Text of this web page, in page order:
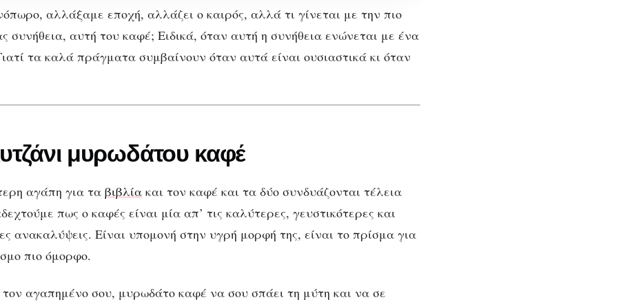
κούπα ζεστό καφέ κι
ένα καλό βιβλίο
αλλάξαμε εποχή, αλλάζει ο καιρός, αλλά τι γίνεται με την πιο
συνήθεια, αυτή του καφέ; Ειδικά, όταν αυτή η συνήθεια ενώνεται με ένα
τα καλά πράγματα συμβαίνουν όταν αυτά είναι ουσιαστικά κι όταν
μυρωδάτου καφέ
αγάπη για τα βιβλία και τον καφέ και τα δύο συνδυάζονται τέλεια
πως ο καφές είναι μία απ’ τις καλύτερες, γευστικότερες και
ανακαλύψεις. Είναι υπομονή στην υγρή μορφή της, είναι το πρίσμα για
πιο όμορφο.
αγαπημένο σου, μυρωδάτο καφέ να σου σπάει τη μύτη και να σε